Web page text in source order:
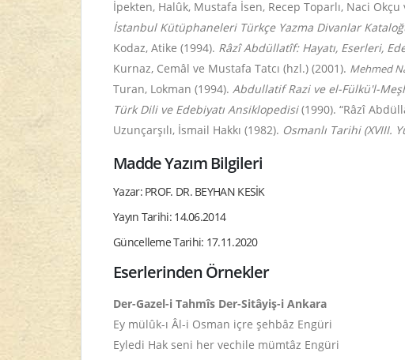
İpekten, Halûk, Mustafa İsen, Recep Toparlı, Naci
İstanbul Kütüphaneleri Türkçe Yazma Divanlar
Kodaz, Atike (1994). Râzî Abdüllatîf: Hayatı, Eserleri,
Kurnaz, Cemâl ve Mustafa Tatcı (hzl.) (2001). Mehmed
Turan, Lokman (1994). Abdullatif Razi ve el-Fülkü'l-
Türk Dili ve Edebiyatı Ansiklopedisi(1990). “Râzî
Uzunçarşılı, İsmail Hakkı (1982). Osmanlı Tarihi (XVIII.
Madde Yazım Bilgileri
Yazar: PROF. DR. BEYHAN KESİK
Yayın Tarihi: 14.06.2014
Güncelleme Tarihi: 17.11.2020
Eserlerinden Örnekler
Der-Gazel-i Tahmîs Der-Sitâyiş-i Ankara
Ey mülûk-ı Âl-i Osman içre şehbâz Engüri
Eyledi Hak seni her vechile mümtâz Engüri